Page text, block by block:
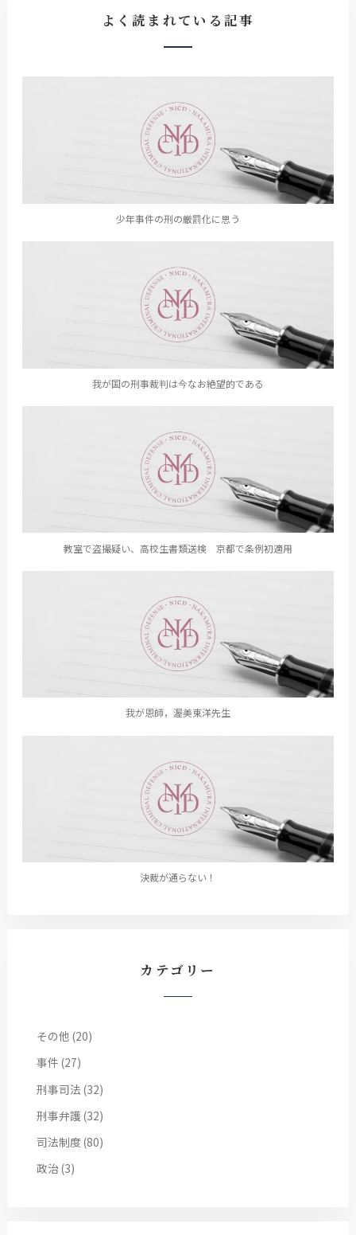
よく読まれている記事
少年事件の刑の厳罰化に思う
我が国の刑事裁判は今なお絶望的である
教室で盗撮疑い、高校生書類送検 京都で条例初適用
我が恩師，渥美東洋先生
決裁が通らない！
カテゴリー
その他 (20)
事件 (27)
刑事司法 (32)
刑事弁護 (32)
司法制度(80)
政治(3)